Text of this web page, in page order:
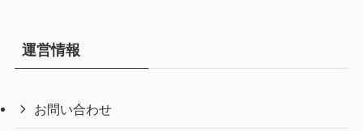
運営情報
お問い合わせ